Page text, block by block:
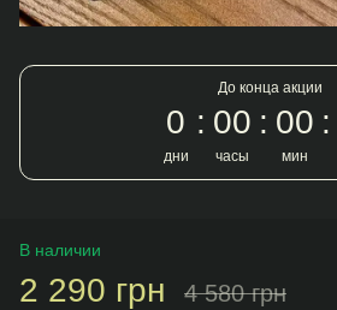
До конца акции
0
дни
00
часы
00
мин
В наличии
2 290 грн 4 580 грн